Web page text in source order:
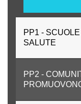
PP1 -
SALUTE
PP2 -